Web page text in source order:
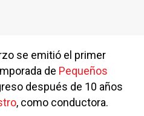
se emitió el primer
de Pequeños
después de 10 años
, como conductora.